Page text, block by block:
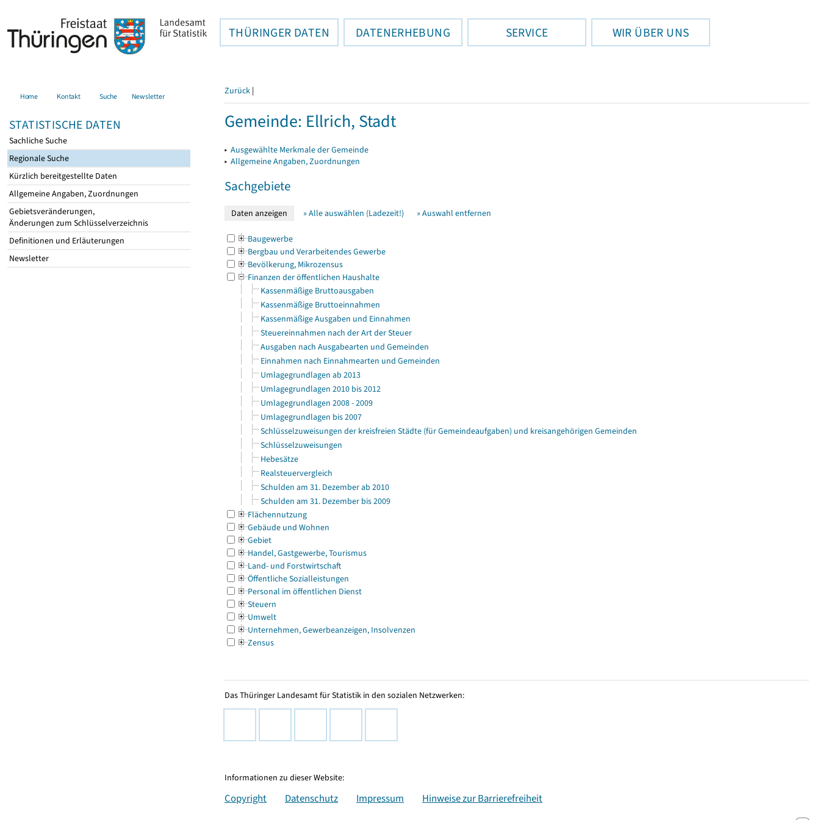
THÜRINGER DATEN DATENERHEBUNG SERVICE WIR ÜBER UNS
Home Kontakt Suche Newsletter
STATISTISCHE DATEN
Sachliche Suche
Regionale Suche
Kürzlich bereitgestellte Daten
Allgemeine Angaben, Zuordnungen
Gebietsveränderungen,
Änderungen zum Schlüsselverzeichnis
Definitionen und Erläuterungen
Newsletter
Zurück |
Gemeinde: Ellrich, Stadt
▸ Ausgewählte Merkmale der Gemeinde
▸ Allgemeine Angaben, Zuordnungen
Sachgebiete
» Alle auswählen (Ladezeit!) » Auswahl entfernen
Baugewerbe
Bergbau und Verarbeitendes Gewerbe
Bevölkerung, Mikrozensus
Finanzen der öffentlichen Haushalte
Kassenmäßige Bruttoausgaben
Kassenmäßige Bruttoeinnahmen
Kassenmäßige Ausgaben und Einnahmen
Steuereinnahmen nach der Art der Steuer
Ausgaben nach Ausgabearten und Gemeinden
Einnahmen nach Einnahmearten und Gemeinden
Umlagegrundlagen ab 2013
Umlagegrundlagen 2010 bis 2012
Umlagegrundlagen 2008 - 2009
Umlagegrundlagen bis 2007
Schlüsselzuweisungen der kreisfreien Städte (für Gemeindeaufgaben) und kreisangehörigen Gemeinden
Schlüsselzuweisungen
Hebesätze
Realsteuervergleich
Schulden am 31. Dezember ab 2010
Schulden am 31. Dezember bis 2009
Flächennutzung
Gebäude und Wohnen
Gebiet
Handel, Gastgewerbe, Tourismus
Land- und Forstwirtschaft
Öffentliche Sozialleistungen
Personal im öffentlichen Dienst
Steuern
Umwelt
Unternehmen, Gewerbeanzeigen, Insolvenzen
Zensus
Das Thüringer Landesamt für Statistik in den sozialen Netzwerken:
Informationen zu dieser Website:
Copyright Datenschutz Impressum Hinweise zur Barrierefreiheit